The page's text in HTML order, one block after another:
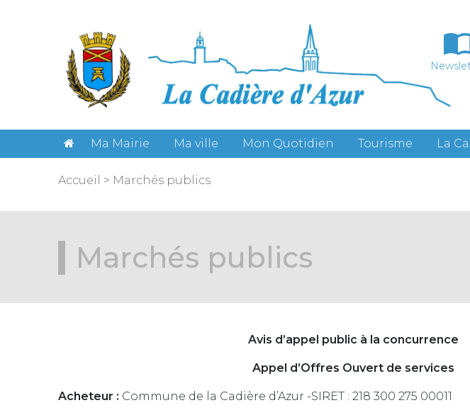
Ma Mairie Ma ville Mon Quotidien Tourisme La
Accueil > Marchés publics
Marchés publics
Avis d’appel public à la concurrence
Appel d’Offres Ouvert de services
Acheteur : Commune de la Cadière d’Azur -SIRET : 218 300 275 00011